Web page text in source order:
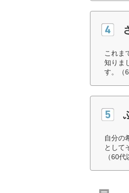
これま
知りま
す。（
自分の
として
（60代